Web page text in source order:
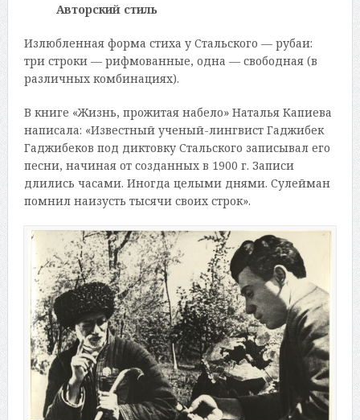
Авторский стиль
Излюбленная форма стиха у Стальского — рубаи:
три строки — рифмованные, одна — свободная (в
различных комбинациях).
В книге «Жизнь, прожитая набело» Наталья Капиева
написала: «Известный ученый-лингвист Гаджибек
Гаджибеков под диктовку Стальского записывал его
песни, начиная от созданных в 1900 г. Записи
длились часами. Иногда целыми днями. Сулейман
помнил наизусть тысячи своих строк».